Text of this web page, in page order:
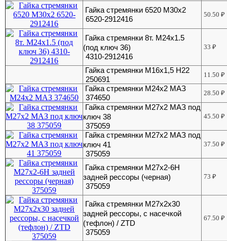
Гайка стремянки 6520 М30х2
6520-2912416
50.50₽
Гайка стремянки 8т. М24х1.5
(под ключ 36)
4310-2912416
33₽
Гайка стремянки М16х1,5 Н22
250691
11.50₽
Гайка стремянки М24х2 МАЗ
374650
28.50₽
Гайка стремянки М27х2 МАЗ под
ключ 38
375059
45.50₽
Гайка стремянки М27х2 МАЗ под
ключ 41
375059
37.50₽
Гайка стремянки М27х2-6Н
задней рессоры (черная)
375059
73₽
Гайка стремянки М27х2х30
задней рессоры, с насечкой
(тефлон) / ZTD
375059
67.50₽